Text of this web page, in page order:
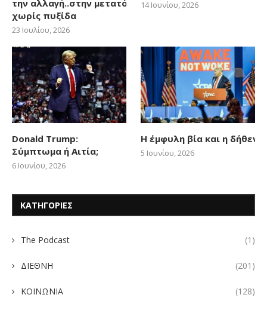
την αλλαγή..στην μετατόπιση
χωρίς πυξίδα
23 Ιουλίου, 2026
14 Ιουνίου, 2026
Donald Trump:
Σύμπτωμα ή Αιτία;
6 Ιουνίου, 2026
Η έμφυλη βία και η δήθεν
5 Ιουνίου, 2026
ΚΑΤΗΓΟΡΙΕΣ
The Podcast (1)
ΔΙΕΘΝΗ (201)
ΚΟΙΝΩΝΙΑ (128)